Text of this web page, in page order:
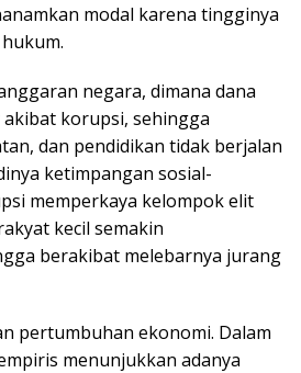
modal karena tingginya
negara, dimana dana
korupsi, sehingga
dan pendidikan tidak berjalan
ketimpangan sosial-
memperkaya kelompok elit
kecil semakin
berakibat melebarnya jurang
pertumbuhan ekonomi. Dalam
menunjukkan adanya